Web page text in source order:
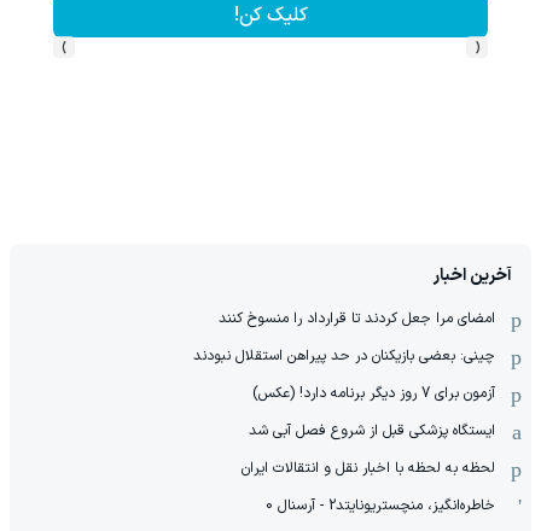
کلیک کن!
‹
›
آخرین اخبار
امضای مرا جعل کردند تا قرارداد را منسوخ کنند
چینی: بعضی بازیکنان در حد پیراهن استقلال نبودند
آزمون برای 7 روز دیگر برنامه دارد! (عکس)
ایستگاه پزشکی قبل از شروع فصل آبی شد
لحظه به لحظه با اخبار نقل و انتقالات ایران
خاطره‌انگیز، منچستریونایتد2 - آرسنال 0